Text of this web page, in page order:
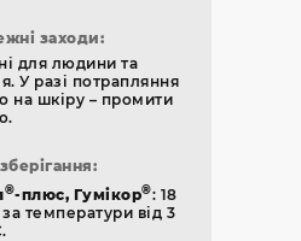
заходи:
для людини та
У разі потрапляння
на шкіру – промити
:
®-плюс, Гумікор®: 18
за температури від 3